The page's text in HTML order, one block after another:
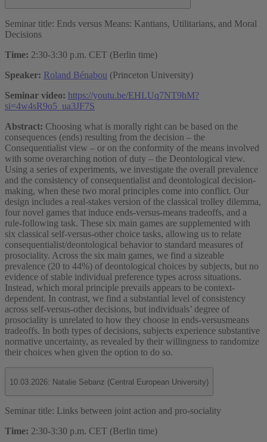
Seminar title: Ends versus Means: Kantians, Utilitarians, and Moral
Decisions
Time: 2:30-3:30 p.m. CET (Berlin time)
Speaker: Roland Bénabou (Princeton University)
Seminar video: https://youtu.be/EHLUq7NT9hM?
si=4w4sR9o5_ua3JF7S
Abstract: Choosing what is morally right can be based on the
consequences (ends) resulting from the decision – the
Consequentialist view – or on the conformity of the means involved
with some overarching notion of duty – the Deontological view.
Using a series of experiments, we investigate the overall prevalence
and the consistency of consequentialist and deontological decision-
making, when these two moral principles come into conflict. Our
design includes a real-stakes version of the classical trolley dilemma,
four novel games that induce ends-versus-means tradeoffs, and a
rule-following task. These six main games are supplemented with
six classical self-versus-other choice tasks, allowing us to relate
consequentialist/deontological behavior to standard measures of
prosociality. Across the six main games, we find a sizeable
prevalence (20 to 44%) of deontological choices by subjects, but no
evidence of stable individual preference types across situations.
Instead, which moral principle prevails appears to be context-
dependent. In contrast, we find a substantial level of consistency
across self-versus-other decisions, but individuals’ degree of
prosociality is unrelated to how they choose in ends-versusmeans
tradeoffs. In both types of decisions, subjects experience substantive
normative uncertainty, as revealed by their willingness to randomize
their choices when given the option to do so.
10.03.2026: Natalie Sebanz (Central European University)
Seminar title: Links between joint action and pro-sociality
Time: 2:30-3:30 p.m. CET (Berlin time)